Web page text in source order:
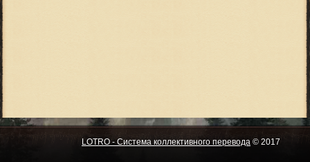
LOTRO - Система коллективного перевода © 2017